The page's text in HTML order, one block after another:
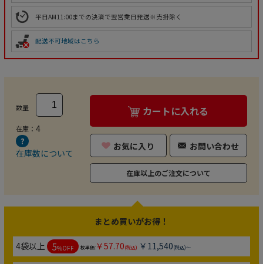
平日AM11:00までの決済で翌営業日発送※売掛除く
配送不可地域はこちら
数量
在庫： 4
在庫数について
カートに入れる
お気に入り お問い合わせ
在庫以上のご注文について
まとめ買いがお得！
4袋以上 5%OFF 枚単価:￥57.70(税込) ￥11,540(税込)～